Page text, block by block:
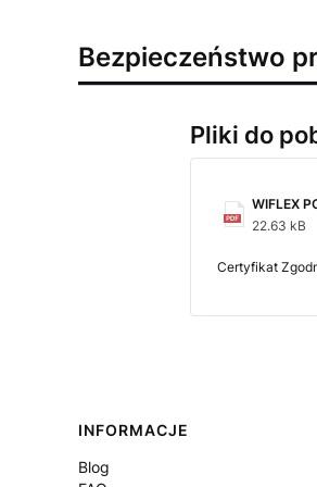
Bezpieczeństwo
Pliki do
WIFLEX
22.63 kB
Certyfikat
Linki w stopce
INFORMACJE
Blog